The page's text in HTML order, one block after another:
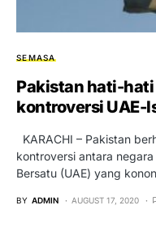
SEMASA
Pakistan hati-
kontroversi UAE-
KARACHI – Pakistan
kontroversi antara
Bersatu (UAE) yang
BY ADMIN AUGUST 17, 2020